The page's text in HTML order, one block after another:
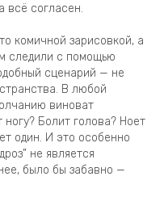
всё согласен.
комичной зарисовкой, а
следили с помощью
сценарий — не
В любой
виноват
Болит голова? Ноет
один. И это особенно
не является
было бы забавно —